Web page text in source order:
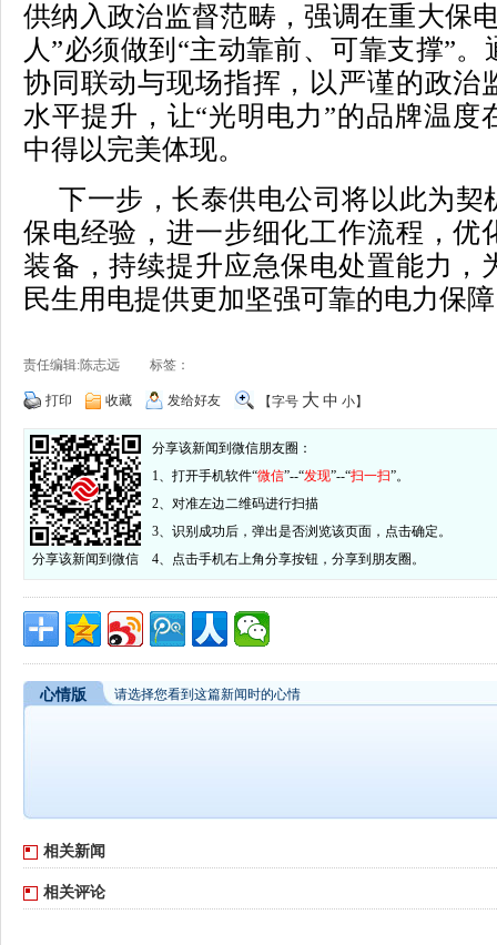
供纳入政治监督范畴，强调在重大保
人”必须做到“主动靠前、可靠支撑”
协同联动与现场指挥，以严谨的政治
水平提升，让“光明电力”的品牌温度
中得以完美体现。
下一步，长泰供电公司将以此为契
保电经验，进一步细化工作流程，优
装备，持续提升应急保电处置能力，
民生用电提供更加坚强可靠的电力保
责任编辑:陈志远 标签：
打印 收藏 发给好友 【字号 大 中 小】
分享该新闻到微信
分享该新闻到微信朋友圈：
1、打开手机软件“微信”--“发现”--“扫一扫”。
2、对准左边二维码进行扫描
3、识别成功后，弹出是否浏览该页面，点击确定。
4、点击手机右上角分享按钮，分享到朋友圈。
心情版 请选择您看到这篇新闻时的心情
相关新闻
相关评论